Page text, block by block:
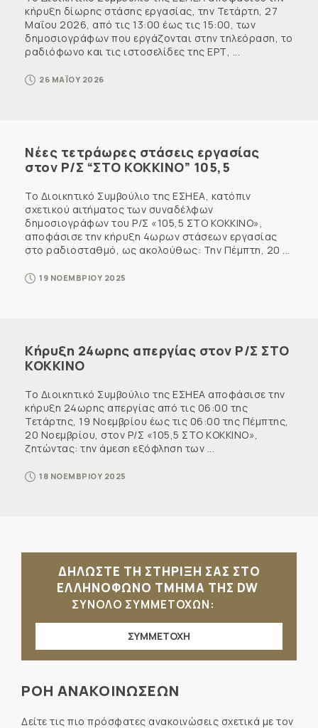
κήρυξη δίωρης στάσης εργασίας, την Τετάρτη, 27
Μαΐου 2026, από τις 13:00 έως τις 15:00, των
δημοσιογράφων που εργάζονται στην τηλεόραση, το
ραδιόφωνο και τις ιστοσελίδες της ΕΡΤ, ...
26 ΜΑΪΟΥ 2026
Νέες τετράωρες στάσεις εργασίας
στον Ρ/Σ “ΣΤΟ ΚΟΚΚΙΝΟ” 105,5
Το Διοικητικό Συμβούλιο της ΕΣΗΕΑ, κατόπιν
σχετικού αιτήματος των συναδέλφων
δημοσιογράφων του Ρ/Σ «105,5 ΣΤΟ ΚΟΚΚΙΝΟ»,
αποφάσισε την κήρυξη 4ωρων στάσεων εργασίας
στο ραδιοσταθμό, ως ακολούθως: Την Πέμπτη, 20 ...
19 ΝΟΕΜΒΡΙΟΥ 2025
Κήρυξη 24ωρης απεργίας στον Ρ/Σ ΣΤΟ
ΚΟΚΚΙΝΟ
Το Διοικητικό Συμβούλιο της ΕΣΗΕΑ αποφάσισε την
κήρυξη 24ωρης απεργίας από τις 06:00 της
Τετάρτης, 19 Νοεμβρίου έως τις 06:00 της Πέμπτης,
20 Νοεμβρίου, στον Ρ/Σ «105,5 ΣΤΟ ΚΟΚΚΙΝΟ»,
ζητώντας: την άμεση εξόφληση των ...
18 ΝΟΕΜΒΡΙΟΥ 2025
ΔΗΛΩΣΤΕ ΤΗ ΣΤΗΡΙΞΗ ΣΑΣ ΣΤΟ
ΕΛΛΗΝΟΦΩΝΟ ΤΜΗΜΑ ΤΗΣ DW
ΣΥΝΟΛΟ ΣΥΜΜΕΤΟΧΩΝ:
ΣΥΜΜΕΤΟΧΗ
ΡΟΗ ΑΝΑΚΟΙΝΩΣΕΩΝ
Δείτε τις πιο πρόσφατες ανακοινώσεις σχετικά με τον